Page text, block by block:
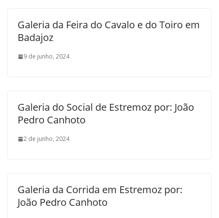
Galeria da Feira do Cavalo e do Toiro em
Badajoz
9 de junho, 2024
Galeria do Social de Estremoz por: João
Pedro Canhoto
2 de junho, 2024
Galeria da Corrida em Estremoz por:
João Pedro Canhoto